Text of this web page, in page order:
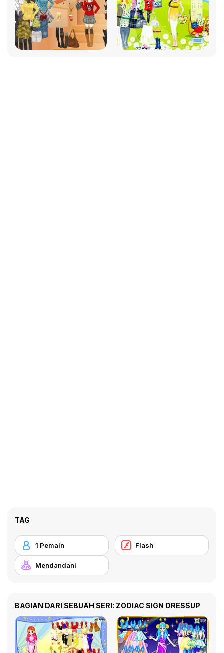
TAG
1 Pemain Flash
Mendandani
BAGIAN DARI SEBUAH SERI: ZODIAC SIGN DRESSUP